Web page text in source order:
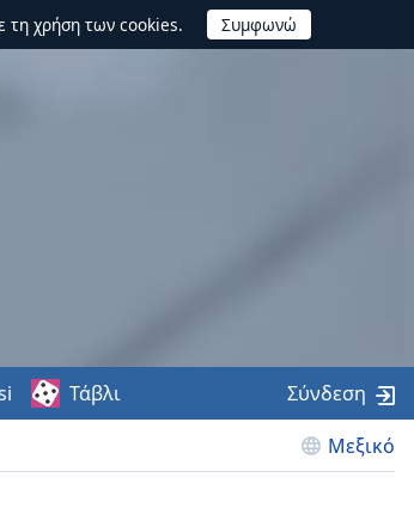
τη χρήση των cookies.
Μεξικό
Τάβλι Σύνδεση